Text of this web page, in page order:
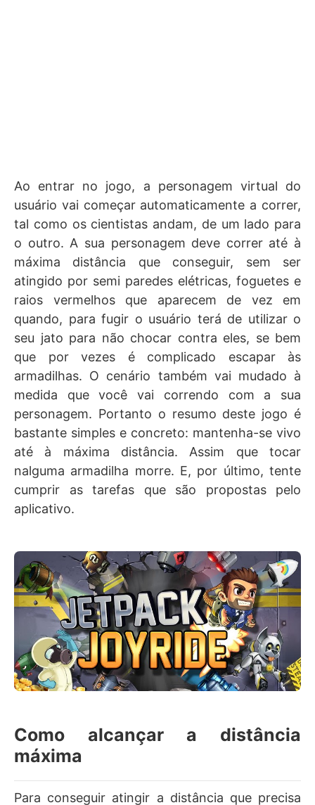
Ao entrar no jogo, a personagem virtual do
usuário vai começar automaticamente a correr,
tal como os cientistas andam, de um lado para
o outro. A sua personagem deve correr até à
máxima distância que conseguir, sem ser
atingido por semi paredes elétricas, foguetes e
raios vermelhos que aparecem de vez em
quando, para fugir o usuário terá de utilizar o
seu jato para não chocar contra eles, se bem
que por vezes é complicado escapar às
armadilhas. O cenário também vai mudado à
medida que você vai correndo com a sua
personagem. Portanto o resumo deste jogo é
bastante simples e concreto: mantenha-se vivo
até à máxima distância. Assim que tocar
nalguma armadilha morre. E, por último, tente
cumprir as tarefas que são propostas pelo
aplicativo.
Como alcançar a distância
máxima
Para conseguir atingir a distância que precisa